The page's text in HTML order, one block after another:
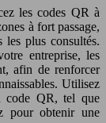
les codes QR à
à fort passage,
plus consultés.
entreprise, les
afin de renforcer
Utilisez
code QR, tel que
pour obtenir une